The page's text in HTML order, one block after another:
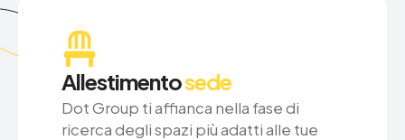
Allestimentosede
Dot Group ti affianca nella fase di
ricerca degli spazi più adatti alle tue